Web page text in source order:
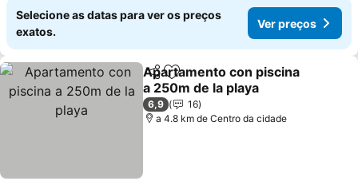
Selecione as datas para ver os preços
exatos.
Ver preços
PartilharAdicionar aos favoritos
Apartamento con piscina
a 250m de la playa
Ver preços
6,9
16
a 4.8 km de Centro da cidade